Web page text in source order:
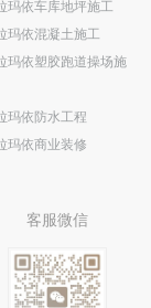
玛依车库地坪施工
玛依混凝土施工
玛依塑胶跑道操场施
玛依防水工程
玛依商业装修
客服微信